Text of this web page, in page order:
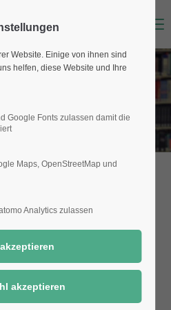
für Kinder
ein breites
in der
durch eine
Ganztagsschule.
Website. Einige von ihnen sind
helfen, diese Website und Ihre
Google Fonts zulassen damit die
Maps, OpenStreetMap und
Analytics zulassen